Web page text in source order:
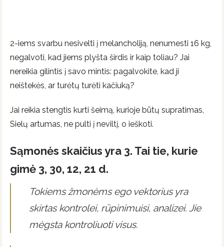
2-iems svarbu nesivelti į melancholiją, nenumesti 16 kg,
negalvoti, kad jiems plyšta širdis ir kaip toliau? Jai
nereikia gilintis į savo mintis: pagalvokite, kad ji
neištekės, ar turėtų turėti kačiuką?
Jai reikia stengtis kurti šeimą, kurioje būtų supratimas,
Sielų artumas, ne pulti į neviltį, o ieškoti.
Sąmonės skaičius yra 3. Tai tie, kurie
gimė 3, 30, 12, 21 d.
Tokiems žmonėms ego vektorius yra
skirtas kontrolei, rūpinimuisi, analizei. Jie
mėgsta kontroliuoti visus.